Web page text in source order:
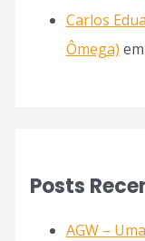
Carlos
Ômega) em
Posts
AGW –